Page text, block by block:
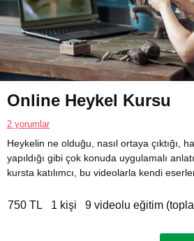
Online Heykel Kursu
2 yorumlar
Heykelin ne olduğu, nasıl ortaya çıktığı,
yapıldığı gibi çok konuda uygulamalı
kursta katılımcı, bu videolarla kendi
750 TL 1 kişi 9 videolu eğitim